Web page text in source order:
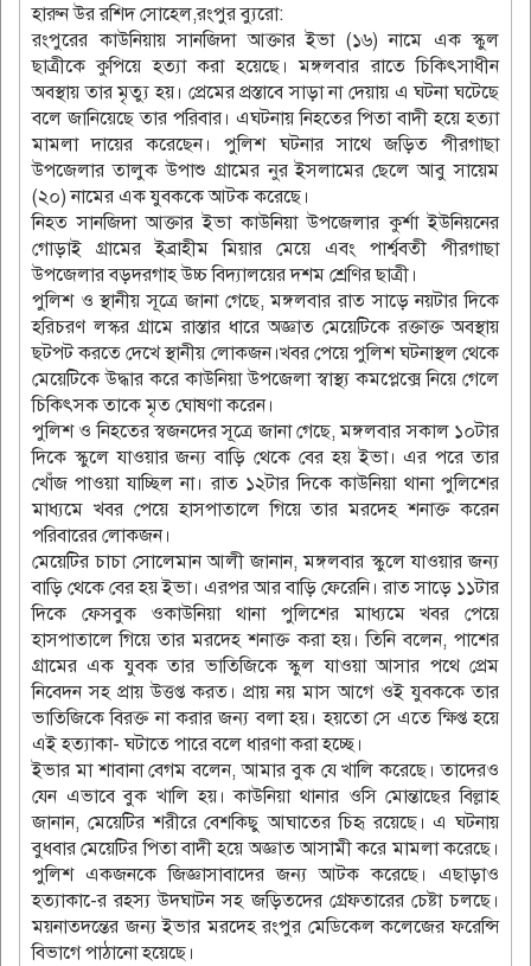
হারুন উর রশিদ সোহেল,রংপুর ব্যুরো:
রংপুরের কাউনিয়ায় সানজিদা আক্তার ইভা (১৬) নামে এক স্কুল
ছাত্রীকে কুপিয়ে হত্যা করা হয়েছে। মঙ্গলবার রাতে চিকিৎসাধীন
অবস্থায় তার মৃত্যু হয়। প্রেমের প্রস্তাবে সাড়া না দেয়ায় এ ঘটনা ঘটেছে
বলে জানিয়েছে তার পরিবার। এঘটনায় নিহতের পিতা বাদী হয়ে হত্যা
মামলা দায়ের করেছেন। পুলিশ ঘটনার সাথে জড়িত পীরগাছা
উপজেলার তালুক উপাশু গ্রামের নুর ইসলামের ছেলে আবু সায়েম
(২০) নামের এক যুবককে আটক করেছে।
নিহত সানজিদা আক্তার ইভা কাউনিয়া উপজেলার কুর্শা ইউনিয়নের
গোড়াই গ্রামের ইব্রাহীম মিয়ার মেয়ে এবং পার্শ্ববতী পীরগাছা
উপজেলার বড়দরগাহ উচ্চ বিদ্যালয়ের দশম শ্রেণির ছাত্রী।
পুলিশ ও স্থানীয় সূত্রে জানা গেছে, মঙ্গলবার রাত সাড়ে নয়টার দিকে
হরিচরণ লস্কর গ্রামে রাস্তার ধারে অজ্ঞাত মেয়েটিকে রক্তাক্ত অবস্থায়
ছটপট করতে দেখে স্থানীয় লোকজন।খবর পেয়ে পুলিশ ঘটনাস্থল থেকে
মেয়েটিকে উদ্ধার করে কাউনিয়া উপজেলা স্বাস্থ্য কমপ্লেক্সে নিয়ে গেলে
চিকিৎসক তাকে মৃত ঘোষণা করেন।
পুলিশ ও নিহতের স্বজনদের সূত্রে জানা গেছে, মঙ্গলবার সকাল ১০টার
দিকে স্কুলে যাওয়ার জন্য বাড়ি থেকে বের হয় ইভা। এর পরে তার
খোঁজ পাওয়া যাচ্ছিল না। রাত ১২টার দিকে কাউনিয়া থানা পুলিশের
মাধ্যমে খবর পেয়ে হাসপাতালে গিয়ে তার মরদেহ শনাক্ত করেন
পরিবারের লোকজন।
মেয়েটির চাচা সোলেমান আলী জানান, মঙ্গলবার স্কুলে যাওয়ার জন্য
বাড়ি থেকে বের হয় ইভা। এরপর আর বাড়ি ফেরেনি। রাত সাড়ে ১১টার
দিকে ফেসবুক ওকাউনিয়া থানা পুলিশের মাধ্যমে খবর পেয়ে
হাসপাতালে গিয়ে তার মরদেহ শনাক্ত করা হয়। তিনি বলেন, পাশের
গ্রামের এক যুবক তার ভাতিজিকে স্কুল যাওয়া আসার পথে প্রেম
নিবেদন সহ প্রায় উত্তপ্ত করত। প্রায় নয় মাস আগে ওই যুবককে তার
ভাতিজিকে বিরক্ত না করার জন্য বলা হয়। হয়তো সে এতে ক্ষিপ্ত হয়ে
এই হত্যাকা- ঘটাতে পারে বলে ধারণা করা হচ্ছে।
ইভার মা শাবানা বেগম বলেন, আমার বুক যে খালি করেছে। তাদেরও
যেন এভাবে বুক খালি হয়। কাউনিয়া থানার ওসি মোন্তাছের বিল্লাহ
জানান, মেয়েটির শরীরে বেশকিছু আঘাতের চিহৃ রয়েছে। এ ঘটনায়
বুধবার মেয়েটির পিতা বাদী হয়ে অজ্ঞাত আসামী করে মামলা করেছে।
পুলিশ একজনকে জিজ্ঞাসাবাদের জন্য আটক করেছে। এছাড়াও
হত্যাকা-ের রহস্য উদঘাটন সহ জড়িতদের গ্রেফতারের চেষ্টা চলছে।
ময়নাতদন্তের জন্য ইভার মরদেহ রংপুর মেডিকেল কলেজের ফরেন্সি
বিভাগে পাঠানো হয়েছে।